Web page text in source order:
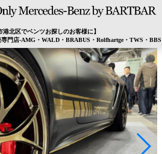
港北区でベンツお探しのお客様に】
門店-AMG・WALD・BRABUS・Rolfhartge・TWS・BBS